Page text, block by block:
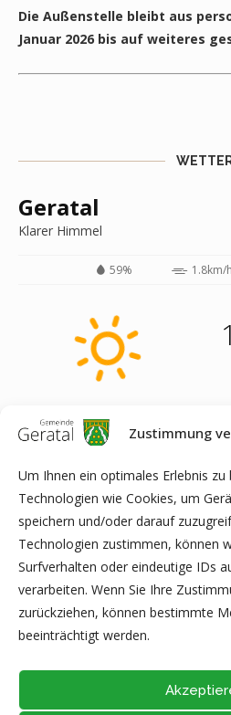
Zustimmung
Um Ihnen ein optimales Erlebnis
Technologien wie Cookies, um
speichern und/oder darauf
Technologien zustimmen, können
Surfverhalten oder eindeutige IDs
verarbeiten. Wenn Sie Ihre
zurückziehen, können bestimmte
beeinträchtigt werden.
Die Außenstelle bleibt aus
Januar 2026 bis auf weiteres
Geratal
Klarer Himmel
59% 1.8km/h
17° 11° 16°
ARCHIV